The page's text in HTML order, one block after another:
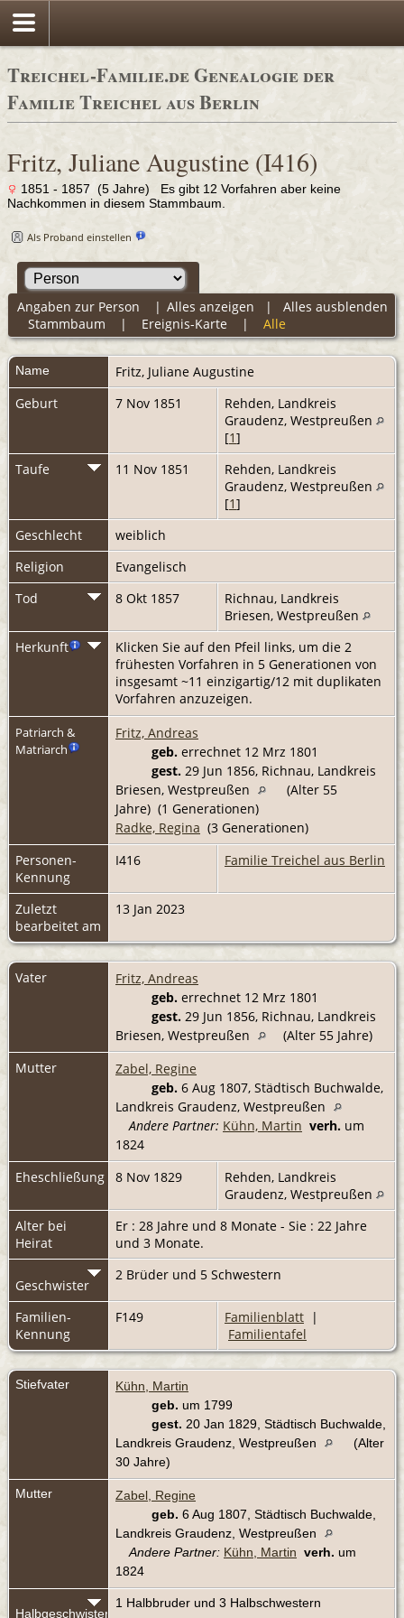
Treichel-Familie.de Genealogie der
Familie Treichel aus Berlin
Fritz, Juliane Augustine (I416)
1851 - 1857 (5 Jahre) Es gibt 12 Vorfahren aber keine
Nachkommen in diesem Stammbaum.
Als Proband einstellen
Alles anzeigen | Alles ausblenden
Angaben zur Person |
Stammbaum | Ereignis-Karte | Alle
Name Fritz, Juliane Augustine
Geburt
7 Nov 1851
Rehden, Landkreis
Graudenz, Westpreußen
[1]
Taufe
11 Nov 1851
Rehden, Landkreis
Graudenz, Westpreußen
[1]
Geschlecht
weiblich
Religion
Evangelisch
Tod
8 Okt 1857
Richnau, Landkreis
Briesen, Westpreußen
Herkunft
Klicken Sie auf den Pfeil links, um die 2
frühesten Vorfahren in 5 Generationen von
insgesamt ~11 einzigartig/12 mit duplikaten
Vorfahren anzuzeigen.
Patriarch &
Matriarch
Fritz, Andreas
geb. errechnet 12 Mrz 1801
gest. 29 Jun 1856, Richnau, Landkreis
Briesen, Westpreußen
(Alter 55
Jahre) (1 Generationen)
Radke, Regina (3 Generationen)
Personen-
Kennung
I416 Familie Treichel aus Berlin
Zuletzt
bearbeitet am
13 Jan 2023
Vater
Fritz, Andreas
geb. errechnet 12 Mrz 1801
gest. 29 Jun 1856, Richnau, Landkreis
Briesen, Westpreußen
(Alter 55 Jahre)
Mutter
Zabel, Regine
geb. 6 Aug 1807, Städtisch Buchwalde,
Landkreis Graudenz, Westpreußen
Andere Partner: Kühn, Martin verh. um
1824
Eheschließung
8 Nov 1829
Rehden, Landkreis
Graudenz, Westpreußen
Alter bei
Heirat
Er : 28 Jahre und 8 Monate - Sie : 22 Jahre
und 3 Monate.
Geschwister
2 Brüder und 5 Schwestern
Familien-
Kennung
F149 Familienblatt |
Familientafel
Stiefvater
Kühn, Martin
geb. um 1799
gest. 20 Jan 1829, Städtisch Buchwalde,
Landkreis Graudenz, Westpreußen
(Alter
30 Jahre)
Mutter
Zabel, Regine
geb. 6 Aug 1807, Städtisch Buchwalde,
Landkreis Graudenz, Westpreußen
Andere Partner: Kühn, Martin verh. um
1824
Halbgeschwister
1 Halbbruder und 3 Halbschwestern